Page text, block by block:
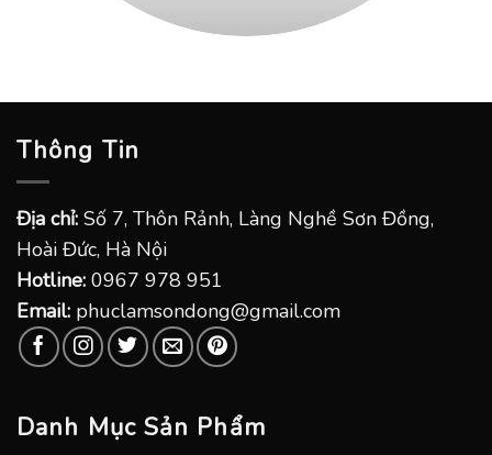
Thông Tin
Địa chỉ: Số 7, Thôn Rảnh, Làng Nghề Sơn Đồng,
Hoài Đức, Hà Nội
Hotline: 0967 978 951
Email: phuclamsondong@gmail.com
Danh Mục Sản Phẩm